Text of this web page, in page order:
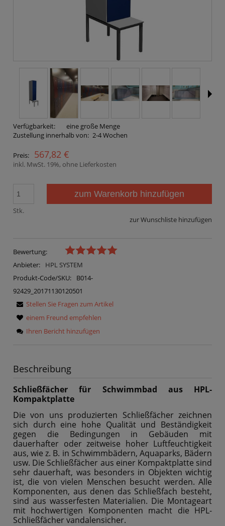
Verfügbarkeit:
eine große Menge
Zustellung innerhalb von: 2-4 Wochen
Preis: 567,82 €
inkl. MwSt. 19%, ohne Lieferkosten
Stk.
zum Warenkorb hinzufügen
zur Wunschliste hinzufügen
Bewertung:
Anbieter:
HPL SYSTEM
Produkt-Code/SKU:
B014-
92429_20171130120501
Stellen Sie Fragen zum Artikel
einem Freund empfehlen
Ihren Bericht hinzufügen
Beschreibung
Schließfächer für Schwimmbad aus HPL-
Kompaktplatte
Die von uns produzierten Schließfächer zeichnen
sich durch eine hohe Qualität und Beständigkeit
gegen die Bedingungen in Gebäuden mit
dauerhafter oder zeitweise hoher Luftfeuchtigkeit
aus, wie z. B. in Schwimmbädern, Aquaparks, Bädern
usw. Die Schließfächer aus einer Kompaktplatte sind
sehr dauerhaft, was besonders in Objekten wichtig
ist, die von vielen Menschen besucht werden. Alle
Komponenten, aus denen das Schließfach besteht,
sind aus wasserfesten Materialien. Die Montageart
mit hochwertigen Komponenten macht die HPL-
Schließfächer vandalensicher.